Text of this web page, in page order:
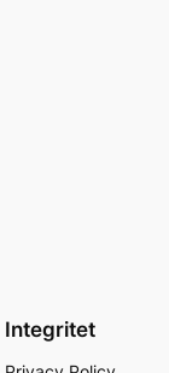
Integritet